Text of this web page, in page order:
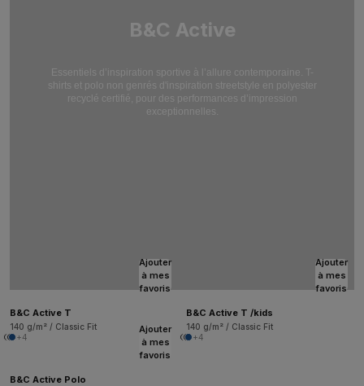
B&C Active
Essentiels d’inspiration sportive à l’allure contemporaine. T-
shirts et polo non genrés d'inspiration streetstyle en polyester
recyclé certifié, pour des performances d’impression
exceptionnelles.
Ajouter
à mes
favoris
B&C Active T
140 g/m² / Classic Fit
+4
Ajouter
à mes
favoris
B&C Active T /kids
140 g/m² / Classic Fit
+4
Ajouter
à mes
favoris
B&C Active Polo